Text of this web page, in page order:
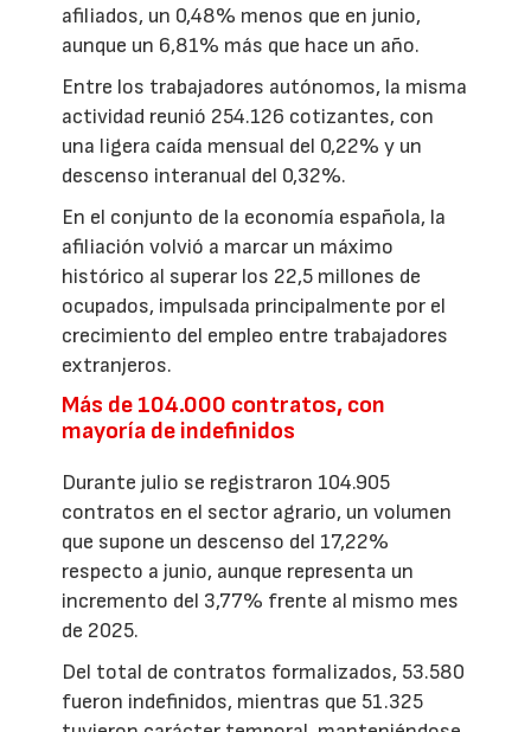
afiliados, un 0,48% menos que en junio,
aunque un 6,81% más que hace un año.
Entre los trabajadores autónomos, la misma
actividad reunió 254.126 cotizantes, con
una ligera caída mensual del 0,22% y un
descenso interanual del 0,32%.
En el conjunto de la economía española, la
afiliación volvió a marcar un máximo
histórico al superar los 22,5 millones de
ocupados, impulsada principalmente por el
crecimiento del empleo entre trabajadores
extranjeros.
Más de 104.000 contratos, con
mayoría de indefinidos
Durante julio se registraron 104.905
contratos en el sector agrario, un volumen
que supone un descenso del 17,22%
respecto a junio, aunque representa un
incremento del 3,77% frente al mismo mes
de 2025.
Del total de contratos formalizados, 53.580
fueron indefinidos, mientras que 51.325